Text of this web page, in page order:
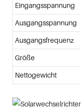
Eingangsspannung
Ausgangsspannung
Ausgangsfrequenz
Größe
Nettogewicht